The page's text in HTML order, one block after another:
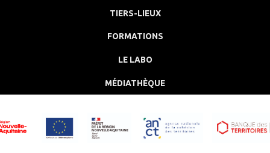
TIERS-LIEUX
FORMATIONS
LE LABO
MÉDIATHÈQUE